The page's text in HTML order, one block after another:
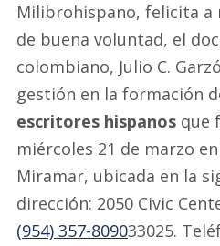
Milibrohispano, felicita a
de buena voluntad, el
colombiano, Julio C.
gestión en la formación
escritores hispanosque
miércoles 21 de marzo
Miramar, ubicada en la
dirección: 2050 Civic
33025.
(954) 357-8090